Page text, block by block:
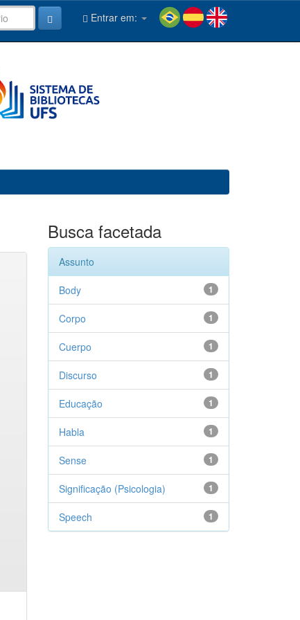
Entrar em:
Busca facetada
Assunto
1
Body
1
Corpo
1
Cuerpo
1
Discurso
1
Educação
1
Habla
1
Sense
1
Significação (Psicologia)
1
Speech